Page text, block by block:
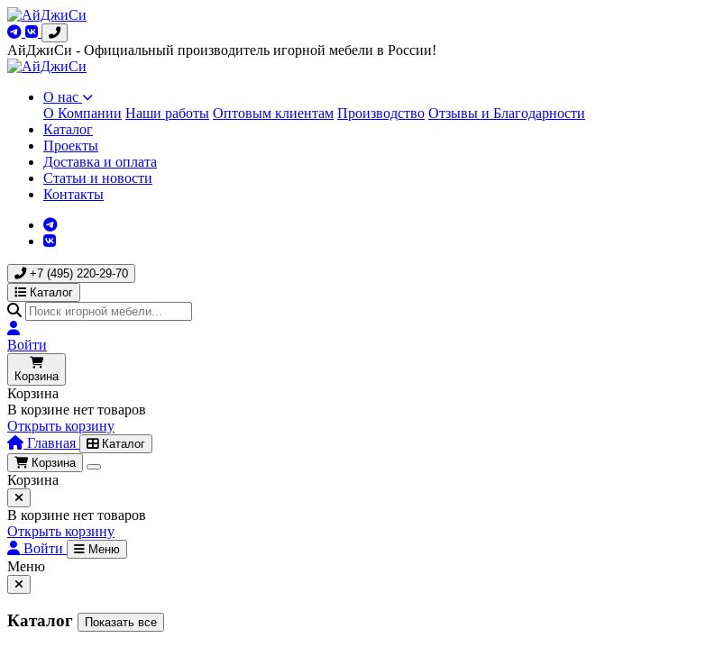
АйДжиСи - Официальный производитель игорной мебели в России!
О нас
О Компании Наши работы Оптовым клиентам Производство Отзывы и Благодарности
Каталог
Проекты
Доставка и оплата
Статьи и новости
Контакты
+7 (495) 220-29-70
Каталог
Войти
Корзина
Корзина
В корзине нет товаров
Открыть корзину
Главная
Каталог
Корзина
Корзина
В корзине нет товаров
Открыть корзину
Войти
Меню
Меню
Каталог Показать все